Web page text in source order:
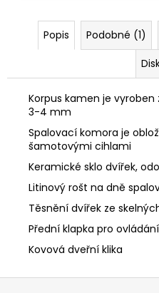
Popis Podobné (1)
Korpus kamen je
3-4 mm
Spalovací komora je
šamotovými cihlami
Keramické sklo dvířek,
Litinový rošt na dně
Těsnění dvířek ze
Přední klapka pro
Kovová dveřní klika